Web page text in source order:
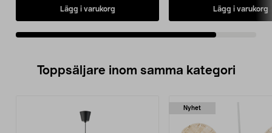
Lägg i varukorg Lägg i varukorg
Toppsäljare inom samma kategori
Nyhet